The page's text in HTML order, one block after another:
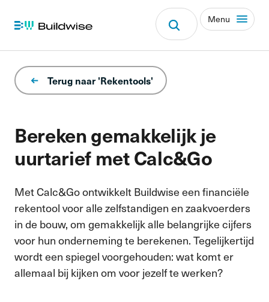
Menu
Bereken gemakkelijk je
uurtarief met Calc&Go
Terug naar 'Rekentools'
Met Calc&Go ontwikkelt Buildwise een financiële
rekentool voor alle zelfstandigen en zaakvoerders
in de bouw, om gemakkelijk alle belangrijke cijfers
voor hun onderneming te berekenen. Tegelijkertijd
wordt een spiegel voorgehouden: wat komt er
allemaal bij kijken om voor jezelf te werken?